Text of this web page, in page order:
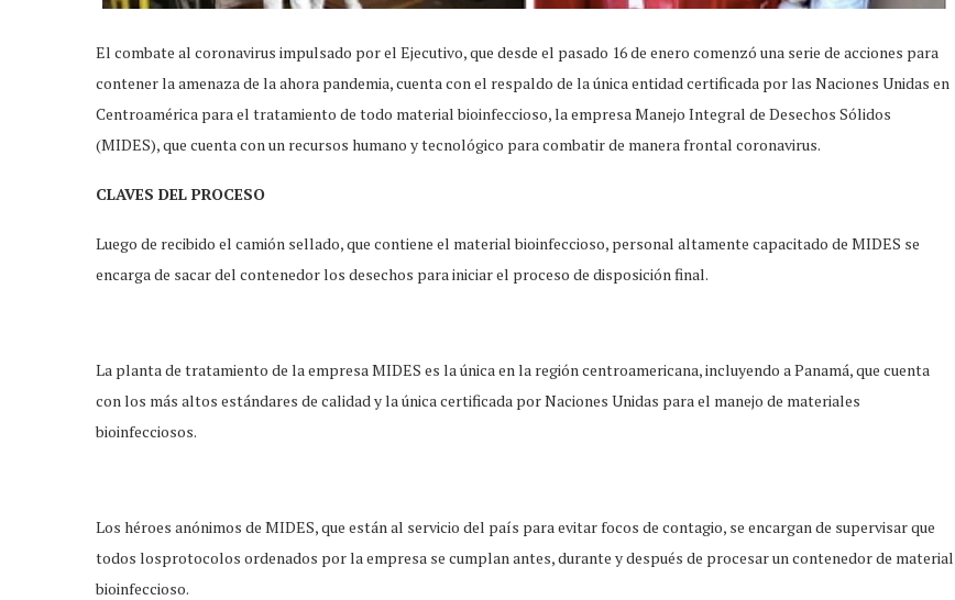
El combate al coronavirus impulsado por el Ejecutivo, que desde el pasado 16 de enero comenzó una serie de acciones para
contener la amenaza de la ahora pandemia, cuenta con el respaldo de la única entidad certificada por las Naciones Unidas en
Centroamérica para el tratamiento de todo material bioinfeccioso, la empresa Manejo Integral de Desechos Sólidos
(MIDES), que cuenta con un recursos humano y tecnológico para combatir de manera frontal coronavirus.
CLAVES DEL PROCESO
Luego de recibido el camión sellado, que contiene el material bioinfeccioso, personal altamente capacitado de MIDES se
encarga de sacar del contenedor los desechos para iniciar el proceso de disposición final.
La planta de tratamiento de la empresa MIDES es la única en la región centroamericana, incluyendo a Panamá, que cuenta
con los más altos estándares de calidad y la única certificada por Naciones Unidas para el manejo de materiales
bioinfecciosos.
Los héroes anónimos de MIDES, que están al servicio del país para evitar focos de contagio, se encargan de supervisar que
todos losprotocolos ordenados por la empresa se cumplan antes, durante y después de procesar un contenedor de material
bioinfeccioso.